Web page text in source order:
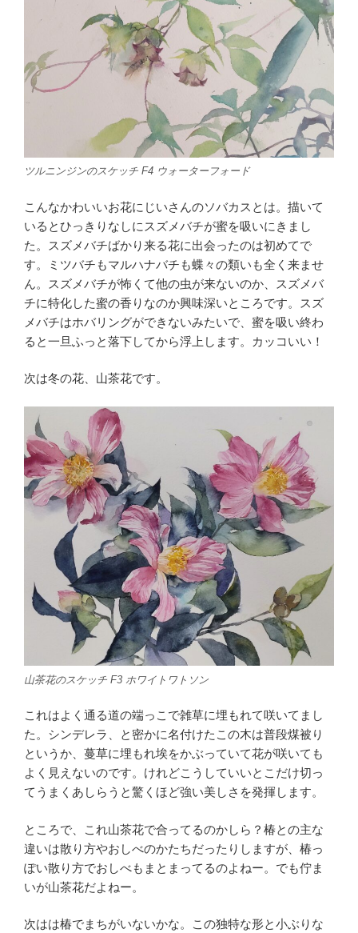
ツルニンジンのスケッチ F4 ウォーターフォード
こんなかわいいお花にじいさんのソバカスとは。描いて
いるとひっきりなしにスズメバチが蜜を吸いにきまし
た。スズメバチばかり来る花に出会ったのは初めてで
す。ミツバチもマルハナバチも蝶々の類いも全く来ませ
ん。スズメバチが怖くて他の虫が来ないのか、スズメバ
チに特化した蜜の香りなのか興味深いところです。スズ
メバチはホバリングができないみたいで、蜜を吸い終わ
ると一旦ふっと落下してから浮上します。カッコいい！
次は冬の花、山茶花です。
山茶花のスケッチ F3 ホワイトワトソン
これはよく通る道の端っこで雑草に埋もれて咲いてまし
た。シンデレラ、と密かに名付けたこの木は普段煤被り
というか、蔓草に埋もれ埃をかぶっていて花が咲いても
よく見えないのです。けれどこうしていいとこだけ切っ
てうまくあしらうと驚くほど強い美しさを発揮します。
ところで、これ山茶花で合ってるのかしら？椿との主な
違いは散り方やおしべのかたちだったりしますが、椿っ
ぽい散り方でおしべもまとまってるのよねー。でも佇ま
いが山茶花だよねー。
次はは椿でまちがいないかな。この独特な形と小ぶりな